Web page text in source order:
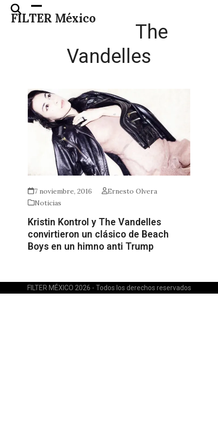
Skip
FILTER México
Open
mobile
Close
mobile
The
Vandelles
7 noviembre, 2016
Ernesto Olvera
Noticias
Kristin Kontrol y The Vandelles
convirtieron un clásico de Beach
Boys en un himno anti Trump
FILTER MÉXICO 2026 - Todos los derechos reservados